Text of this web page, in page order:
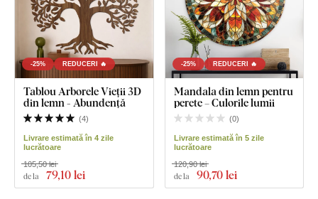
-25% REDUCERI 🔥
Tablou Arborele Vieții 3D
din lemn - Abundență
(4)
Livrare estimată în 4 zile
lucrătoare
de la 79,10 lei
105,50 lei
-25% REDUCERI 🔥
Mandala din lemn pentru
perete – Culorile lumii
(0)
Livrare estimată în 5 zile
lucrătoare
de la 90,70 lei
120,90 lei